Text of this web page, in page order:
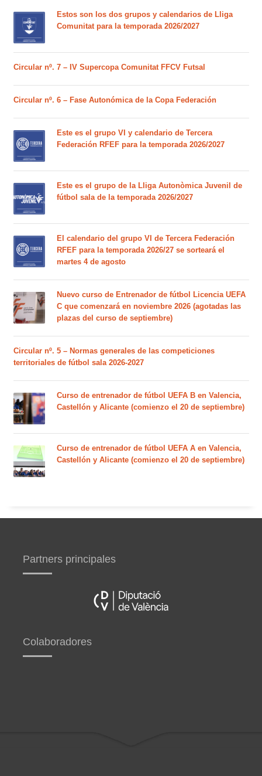
Estos son los dos grupos y calendarios de Lliga
Comunitat para la temporada 2026/2027
Circular nº. 7 – IV Supercopa Comunitat FFCV Futsal
Circular nº. 6 – Fase Autonómica de la Copa Federación
Este es el grupo VI y calendario de Tercera
Federación RFEF para la temporada 2026/2027
Este es el grupo de la Lliga Autonòmica Juvenil de
fútbol sala de la temporada 2026/2027
El calendario del grupo VI de Tercera Federación
RFEF para la temporada 2026/27 se sorteará el
martes 4 de agosto
Nuevo curso de Entrenador de fútbol Licencia UEFA
C que comenzará en noviembre 2026 (agotadas las
plazas del curso de septiembre)
Circular nº. 5 – Normas generales de las competiciones
territoriales de fútbol sala 2026-2027
Curso de entrenador de fútbol UEFA B en Valencia,
Castellón y Alicante (comienzo el 20 de septiembre)
Curso de entrenador de fútbol UEFA A en Valencia,
Castellón y Alicante (comienzo el 20 de septiembre)
Partners principales
Colaboradores